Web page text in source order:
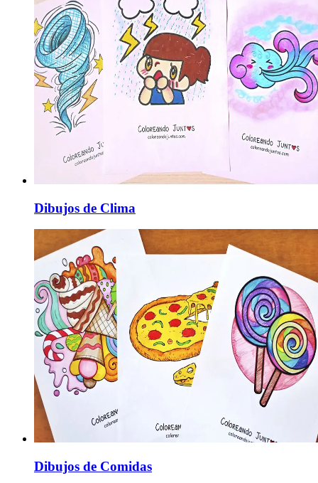
Dibujos de Clima
Dibujos de Comidas